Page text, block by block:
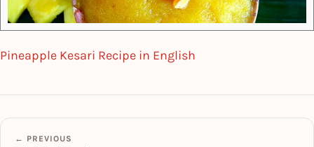
Pineapple Kesari Recipe in English
← PREVIOUS